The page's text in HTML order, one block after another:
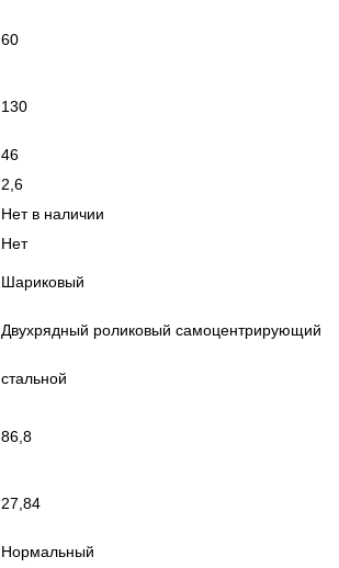
60
130
46
2,6
Нет в наличии
Нет
Шариковый
Двухрядный роликовый самоцентрирующий
стальной
86,8
27,84
Нормальный